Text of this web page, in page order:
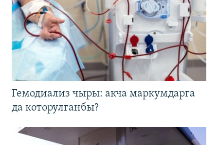
Гемодиализ чыры: акча маркумдарга
да которулганбы?